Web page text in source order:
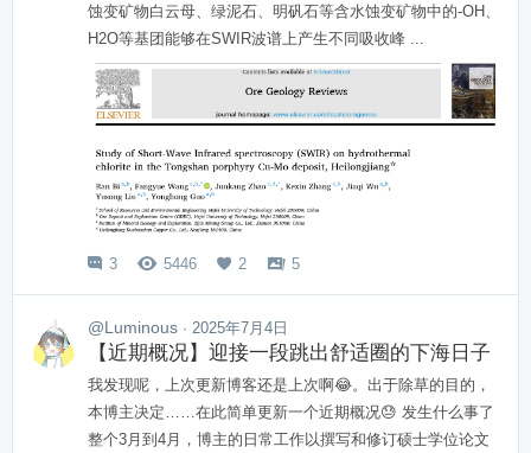
蚀变矿物白云母、绿泥石、明矾石等含水蚀变矿物中的-OH、
H2O等基团能够在SWIR波谱上产生不同吸收峰 ...
 3  5446  2  5
@Luminous · 2025年7月4日
【近期概况】迎接一段跳出舒适圈的下海日子
我发现呢，上次更新博客还是上次啊😂。出于除草的目的，
本博主决定……在此简单更新一个近期概况😓 发生什么事了
整个3月到4月，博主的日常工作以撰写和修订硕士学位论文